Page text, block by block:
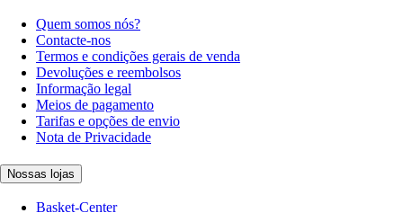
Quem somos nós?
Contacte-nos
Termos e condições gerais de venda
Devoluções e reembolsos
Informação legal
Meios de pagamento
Tarifas e opções de envio
Nota de Privacidade
Nossas lojas
Basket-Center